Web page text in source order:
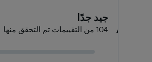
٨٫٥ جيد جدًا
104 من التقييمات تم التحقق منها